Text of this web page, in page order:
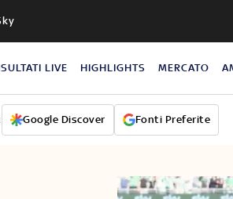
LIVE HIGHLIGHTS MERCATO
Google Discover Fonti Preferite